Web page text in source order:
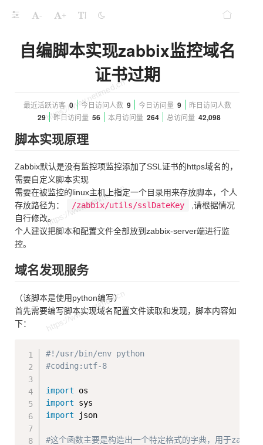
- +
自编脚本实现zabbix监控域名
证书过期
最近活跃访客 0 今日访问人数 9 今日访问量 9 昨日访问人数
29 昨日访问量 56 本月访问量 264 总访问量 42,098
脚本实现原理
Zabbix默认是没有监控项监控添加了SSL证书的https域名的，
需要自定义脚本实现
需要在被监控的linux主机上指定一个目录用来存放脚本，个人
存放路径为：
/zabbix/utils/sslDateKey
,请根据情况
自行修改。
个人建议把脚本和配置文件全部放到zabbix-server端进行监
控。
域名发现服务
（该脚本是使用python编写）
首先需要编写脚本实现域名配置文件读取和发现，脚本内容如
下：
#!/usr/bin/env python
#coding:utf-8
import
import
import json
#这个函数主要是构造出一个特定格式的字典，用于zabbix